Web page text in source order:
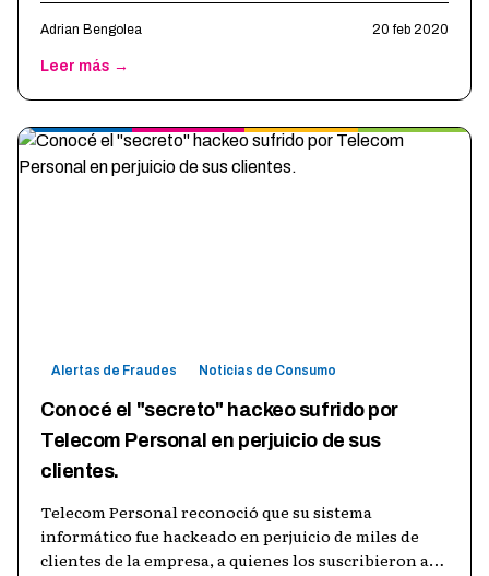
Adrian Bengolea 20 feb 2020
Leer más →
Alertas de Fraudes Noticias de Consumo
Conocé el "secreto" hackeo sufrido por
Telecom Personal en perjuicio de sus
clientes.
Telecom Personal reconoció que su sistema
informático fue hackeado en perjuicio de miles de
clientes de la empresa, a quienes los suscribieron a